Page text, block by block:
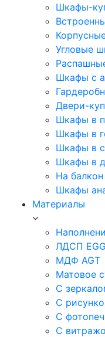
Шкафы-
Угловые
Шкафы с
Двери-
Шкафы в
Шкафы в
Шкафы в
Шкафы в
На балкон
Шкафы
Материалы
ЛДСП
МДФ AGT
Матовое
С
С
С
С